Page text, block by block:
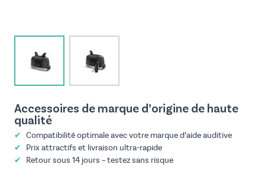
Accessoires de marque d’origine de haute
qualité
✔ Compatibilité optimale avec votre marque d’aide auditive
✔
Prix attractifs et livraison ultra-rapide
✔
Retour sous 14 jours – testez sans risque